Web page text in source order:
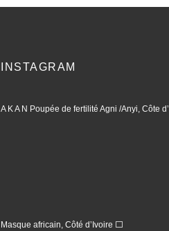
INSTAGRAM
A K A N Poupée de fertilité Agni /Anyi, Côte d’
Masque africain, Côté d’Ivoire ⬜️